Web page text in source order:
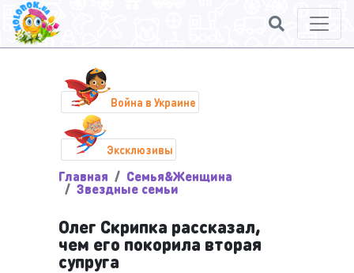
Война в Украине
Эксклюзивы
Главная Семья&Женщина
Звездные семьи
Олег Скрипка рассказал,
чем его покорила вторая
супруга